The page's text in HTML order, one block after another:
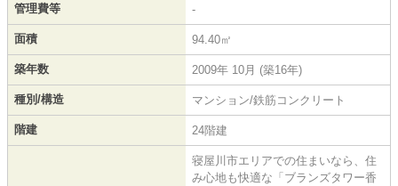
管理費等 -
面積 94.40㎡
築年数 2009年 10月 (築16年)
種別/構造 マンション/鉄筋コンクリート
階建 24階建
寝屋川市エリアでの住まいなら、住
み心地も快適な「ブランズタワー香